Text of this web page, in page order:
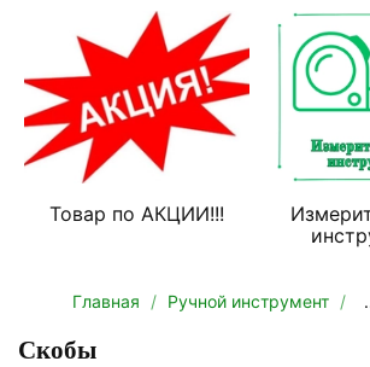
Товар по АКЦИИ!!!
Главная Ручной инструмент
Скобы